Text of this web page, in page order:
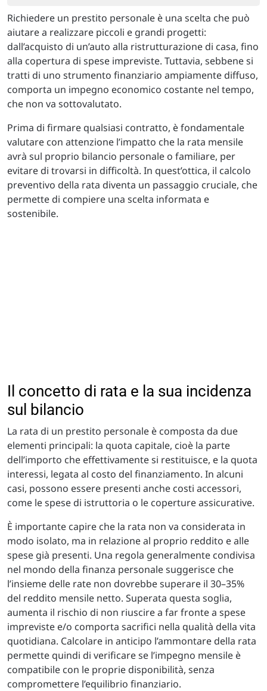
Richiedere un prestito personale è una scelta che può
aiutare a realizzare piccoli e grandi progetti:
dall’acquisto di un’auto alla ristrutturazione di casa, fino
alla copertura di spese impreviste. Tuttavia, sebbene si
tratti di uno strumento finanziario ampiamente diffuso,
comporta un impegno economico costante nel tempo,
che non va sottovalutato.
Prima di firmare qualsiasi contratto, è fondamentale
valutare con attenzione l’impatto che la rata mensile
avrà sul proprio bilancio personale o familiare, per
evitare di trovarsi in difficoltà. In quest’ottica, il calcolo
preventivo della rata diventa un passaggio cruciale, che
permette di compiere una scelta informata e
sostenibile.
Il concetto di rata e la sua incidenza
sul bilancio
La rata di un prestito personale è composta da due
elementi principali: la quota capitale, cioè la parte
dell’importo che effettivamente si restituisce, e la quota
interessi, legata al costo del finanziamento. In alcuni
casi, possono essere presenti anche costi accessori,
come le spese di istruttoria o le coperture assicurative.
È importante capire che la rata non va considerata in
modo isolato, ma in relazione al proprio reddito e alle
spese già presenti. Una regola generalmente condivisa
nel mondo della finanza personale suggerisce che
l’insieme delle rate non dovrebbe superare il 30–35%
del reddito mensile netto. Superata questa soglia,
aumenta il rischio di non riuscire a far fronte a spese
impreviste e/o comporta sacrifici nella qualità della vita
quotidiana. Calcolare in anticipo l’ammontare della rata
permette quindi di verificare se l’impegno mensile è
compatibile con le proprie disponibilità, senza
compromettere l’equilibrio finanziario.